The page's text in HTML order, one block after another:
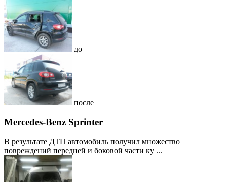
до
после
Mercedes-Benz Sprinter
В результате ДТП автомобиль получил множество
повреждений передней и боковой части ку ...